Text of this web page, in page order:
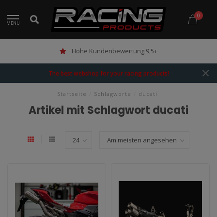
MENU
0
Hohe Kundenbewertung 9,5+
The best webshop for your racing products!
Startseite Schlagworte ducati
Artikel mit Schlagwort ducati